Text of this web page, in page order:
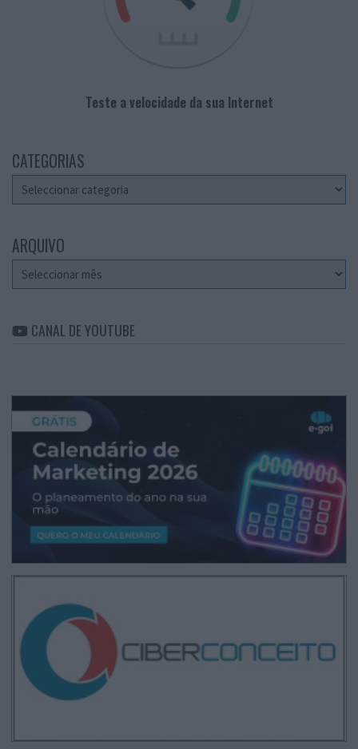
Teste a velocidade da sua Internet
CATEGORIAS
Categorias
ARQUIVO
Arquivo
CANAL DE YOUTUBE